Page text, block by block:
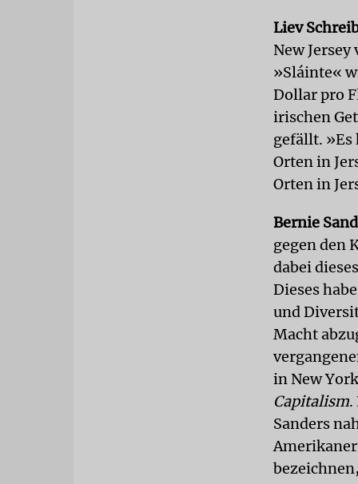
Liev
New
»Sláinte«
Dollar pro
irischen
gefällt. »Es
Orten in
Orten in
Bernie
gegen den
dabei
Dieses
und
Macht
in New
Capitalism.
Sanders